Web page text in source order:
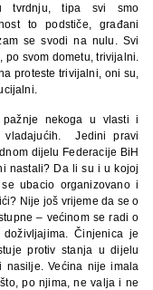
tvrdnju, tipa svi smo
to podstiče, građani
se svodi na nulu. Svi
svom dometu, trivijalni.
proteste trivijalni, oni su,
nekoga u vlasti i
vladajućih. Jedini pravi
dijelu Federacije BiH
nastali? Da li su i u kojoj
ubacio organizovano i
Nije još vrijeme da se o
– većinom se radi o
Činjenica je
protiv stanja u dijelu
nasilje. Većina nije imala
po njima, ne valja i ne